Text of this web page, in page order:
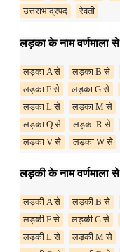
उत्तराभाद्रपद
रेवती
लड़का के नाम वर्णमाला से
लड़का A से लड़का B से
लड़का F से
लड़का G से
लड़का L से
लड़का M से
लड़का Q से
लड़का R से
लड़का V से
लड़का W से
लड़की के नाम वर्णमाला से
लड़की A से लड़की B से
लड़की F से
लड़की G से
लड़की L से
लड़की M से